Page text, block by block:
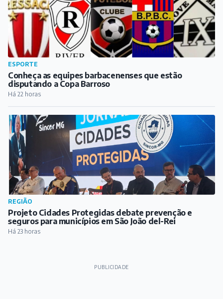
ESPORTE
Conheça as equipes barbacenenses que estão
disputando a Copa Barroso
Há 22 horas
REGIÃO
Projeto Cidades Protegidas debate prevenção e
seguros para municípios em São João del-Rei
Há 23 horas
PUBLICIDADE